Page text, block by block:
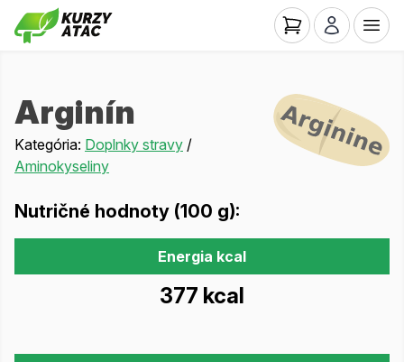
Arginín
Kategória: Doplnky stravy /
Aminokyseliny
Nutričné hodnoty (100 g):
Energia kcal
377 kcal